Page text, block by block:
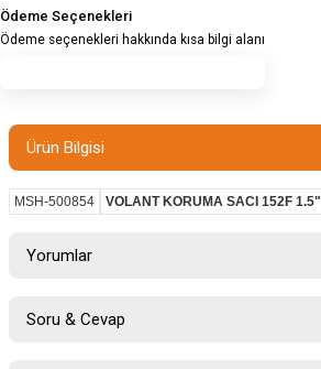
Ödeme Seçenekleri
Ödeme seçenekleri hakkında kısa bilgi alanı
Ürün Bilgisi
MSH-500854 VOLANT KORUMA SACI 152F 1.5"
Yorumlar
Soru & Cevap